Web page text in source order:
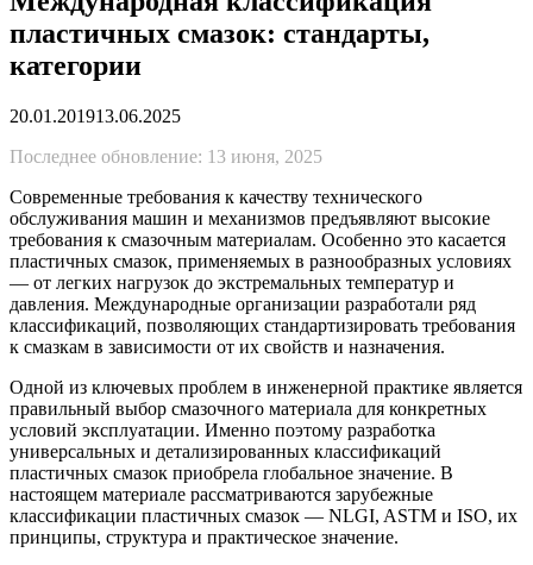
пластичных смазок: стандарты,
категории
20.01.201913.06.2025
Последнее обновление: 13 июня, 2025
Современные требования к качеству технического
обслуживания машин и механизмов предъявляют высокие
требования к смазочным материалам. Особенно это касается
пластичных смазок, применяемых в разнообразных условиях
— от легких нагрузок до экстремальных температур и
давления. Международные организации разработали ряд
классификаций, позволяющих стандартизировать требования
к смазкам в зависимости от их свойств и назначения.
Одной из ключевых проблем в инженерной практике является
правильный выбор смазочного материала для конкретных
условий эксплуатации. Именно поэтому разработка
универсальных и детализированных классификаций
пластичных смазок приобрела глобальное значение. В
настоящем материале рассматриваются зарубежные
классификации пластичных смазок — NLGI, ASTM и ISO, их
принципы, структура и практическое значение.